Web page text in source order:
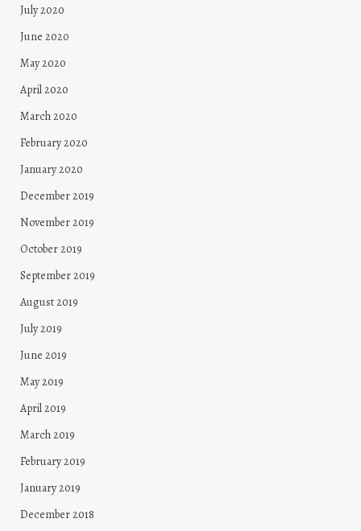
July 2020
June 2020
May 2020
April 2020
March 2020
February 2020
January 2020
December 2019
November 2019
October 2019
September 2019
August 2019
July 2019
June 2019
May 2019
April 2019
March 2019
February 2019
January 2019
December 2018